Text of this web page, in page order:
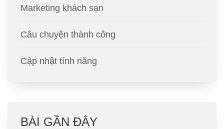
Marketing khách sạn
Câu chuyện thành công
Cập nhật tính năng
BÀI GẦN ĐÂY